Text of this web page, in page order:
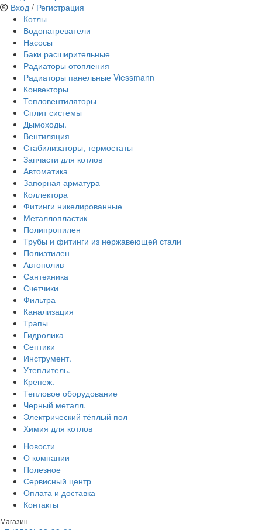
Вход / Регистрация
Котлы
Водонагреватели
Насосы
Баки расширительные
Радиаторы отопления
Радиаторы панельные Viessmann
Конвекторы
Тепловентиляторы
Сплит системы
Дымоходы.
Вентиляция
Стабилизаторы, термостаты
Запчасти для котлов
Автоматика
Запорная арматура
Коллектора
Фитинги никелированные
Металлопластик
Полипропилен
Трубы и фитинги из нержавеющей стали
Полиэтилен
Автополив
Сантехника
Счетчики
Фильтра
Канализация
Трапы
Гидролика
Септики
Инструмент.
Утеплитель.
Крепеж.
Тепловое оборудование
Черный металл.
Электрический тёплый пол
Химия для котлов
Новости
О компании
Полезное
Сервисный центр
Оплата и доставка
Контакты
Магазин